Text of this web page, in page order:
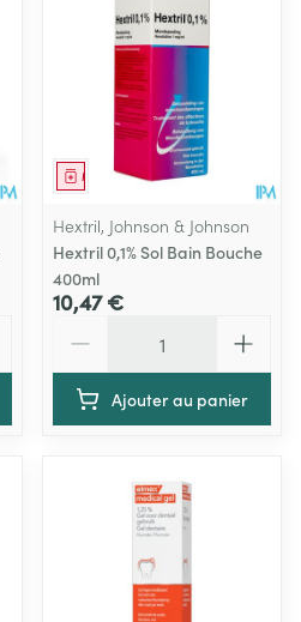
Médicament
Hextril, Johnson & Johnson
Hextril 0,1% Sol Bain Bouche
400ml
10,47 €
Ajouter au panier